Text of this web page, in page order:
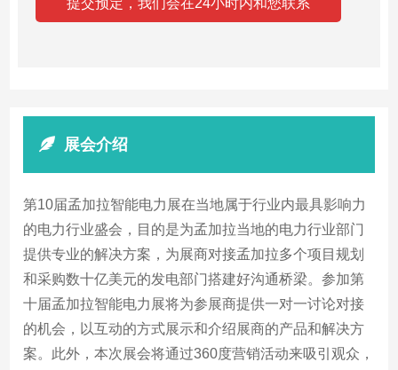
展会介绍
第10届孟加拉智能电力展在当地属于行业内最具影响力
的电力行业盛会，目的是为孟加拉当地的电力行业部门
提供专业的解决方案，为展商对接孟加拉多个项目规划
和采购数十亿美元的发电部门搭建好沟通桥梁。参加第
十届孟加拉智能电力展将为参展商提供一对一讨论对接
的机会，以互动的方式展示和介绍展商的产品和解决方
案。此外，本次展会将通过360度营销活动来吸引观众，